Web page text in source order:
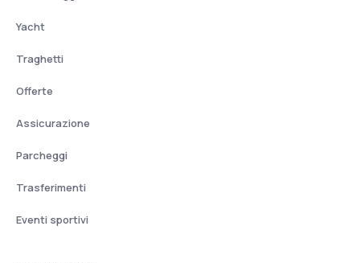
Yacht
Traghetti
Offerte
Assicurazione
Parcheggi
Trasferimenti
Eventi sportivi